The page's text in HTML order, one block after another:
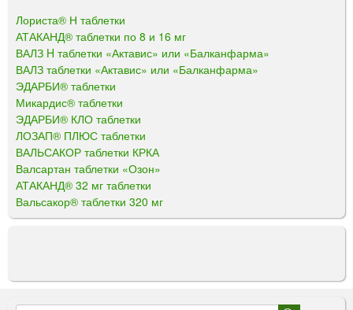
Лориста® Н таблетки
АТАКАНД® таблетки по 8 и 16 мг
ВАЛЗ H таблетки «Актавис» или «Балканфарма»
ВАЛЗ таблетки «Актавис» или «Балканфарма»
ЭДАРБИ® таблетки
Микардис® таблетки
ЭДАРБИ® КЛО таблетки
ЛОЗАП® ПЛЮС таблетки
ВАЛЬСАКОР таблетки КРКА
Валсартан таблетки «Озон»
АТАКАНД® 32 мг таблетки
Вальсакор® таблетки 320 мг